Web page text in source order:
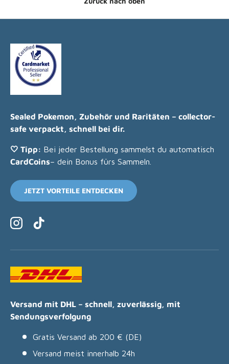
Sealed Pokemon, Zubehör und Raritäten – collector-
safe verpackt, schnell bei dir.
🤍 Tipp: Bei jeder Bestellung sammelst du automatisch
CardCoins– dein Bonus fürs Sammeln.
JETZT VORTEILE ENTDECKEN
InstagramTikTok
Versand mit DHL – schnell, zuverlässig, mit
Sendungsverfolgung
Gratis Versand ab 200 € (DE)
Versand meist innerhalb 24h